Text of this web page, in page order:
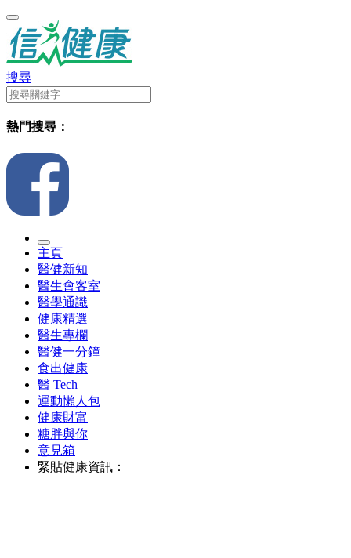
搜尋
熱門搜尋：
主頁
醫健新知
醫生會客室
醫學通識
健康精選
醫生專欄
醫健一分鐘
食出健康
醫 Tech
運動懶人包
健康財富
糖胖與你
意見箱
緊貼健康資訊：